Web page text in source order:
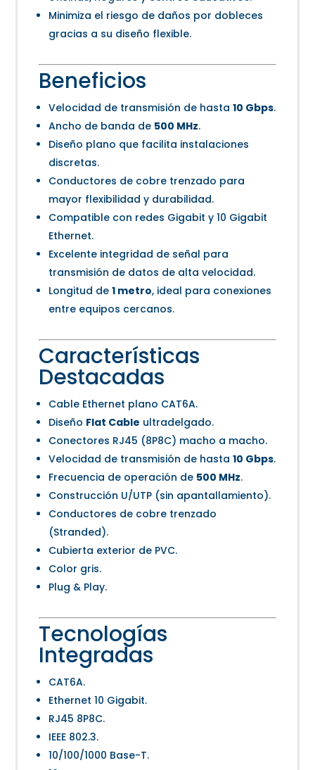
Minimiza el riesgo de daños por dobleces
gracias a su diseño flexible.
Beneficios
Velocidad de transmisión de hasta10 Gbps.
Ancho de banda de 500 MHz.
Diseño plano que facilita instalaciones
discretas.
Conductores de cobre trenzado para
mayor flexibilidad y durabilidad.
Compatible con redes Gigabit y 10 Gigabit
Ethernet.
Excelente integridad de señal para
transmisión de datos de alta velocidad.
Longitud de1 metro, ideal para conexiones
entre equipos cercanos.
Características
Destacadas
Cable Ethernet plano CAT6A.
Diseño Flat Cable ultradelgado.
Conectores RJ45 (8P8C) macho a macho.
Velocidad de transmisión de hasta10 Gbps.
Frecuencia de operación de 500 MHz.
Construcción U/UTP (sin apantallamiento).
Conductores de cobre trenzado
(Stranded).
Cubierta exterior de PVC.
Color gris.
Plug & Play.
Tecnologías
Integradas
CAT6A.
Ethernet 10 Gigabit.
RJ45 8P8C.
IEEE 802.3.
10/100/1000 Base-T.